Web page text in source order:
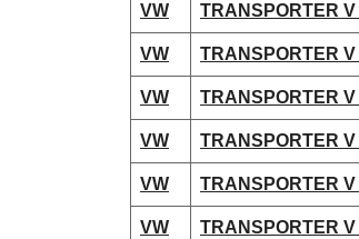
VW TRANSPORTER
VW TRANSPORTER
VW TRANSPORTER V
VW TRANSPORTER
VW TRANSPORTER
VW TRANSPORTER